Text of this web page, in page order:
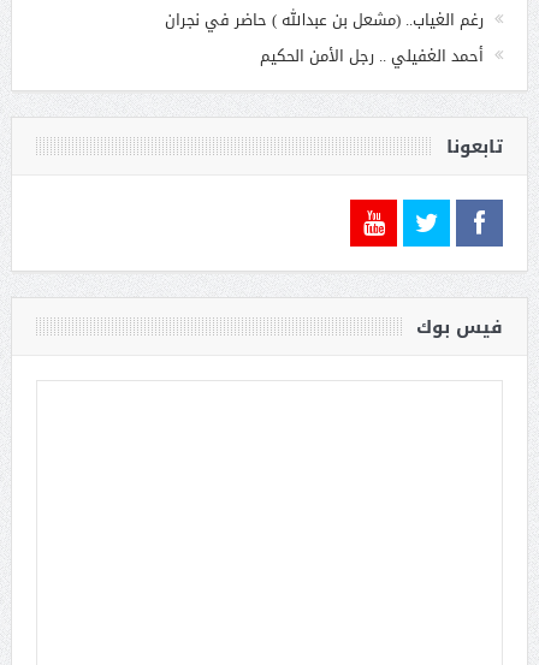
رغم الغياب.. (مشعل بن عبدالله ) حاضر في نجران
أحمد الغفيلي .. رجل الأمن الحكيم
تابعونا
فيس بوك